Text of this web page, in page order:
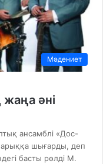
Мәдениет
әні
ансамблі «Дос-
шығарды, деп
басты рөлді М.